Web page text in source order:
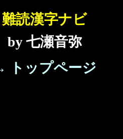
難読漢字ナビ
by 七瀬音弥
トップページ